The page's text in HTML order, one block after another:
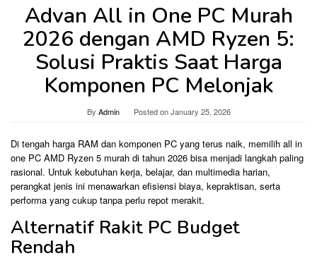
Advan All in One PC Murah
2026 dengan AMD Ryzen 5:
Solusi Praktis Saat Harga
Komponen PC Melonjak
By Admin Posted onJanuary 25, 2026
Di tengah harga RAM dan komponen PC yang terus naik, memilih all in
one PC AMD Ryzen 5 murah di tahun 2026 bisa menjadi langkah paling
rasional. Untuk kebutuhan kerja, belajar, dan multimedia harian,
perangkat jenis ini menawarkan efisiensi biaya, kepraktisan, serta
performa yang cukup tanpa perlu repot merakit.
Alternatif Rakit PC Budget
Rendah